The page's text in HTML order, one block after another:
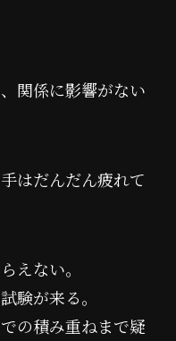
関係に影響がない
はだんだん疲れて
えない。
験が来る。
の積み重ねまで疑